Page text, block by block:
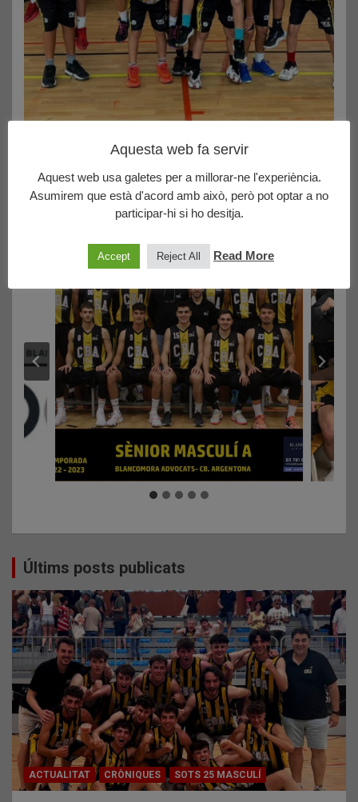
Mini Masculí Negre: KIA QUADIS ARMOTOR – CB
ARGENTONA 80 – A.E. MINGUELLA A – DRIVIM 38
Contundent victòria de l'equip de @pepocoach a casa per
Últims posts publicats
ACTUALITAT CRÒNIQUES SOTS 25 MASCULÍ
Aquesta web fa servir
Aquest web usa galetes per a millorar-ne l'experiència.
Asumirem que està d'acord amb això, però pot optar a no
participar-hi si ho desitja.
Accept Reject All Read More